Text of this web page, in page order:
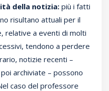
della notizia: più i fatti
risultano attuali per il
relative a eventi di molti
tendono a perdere
notizie recenti –
archiviate – possono
caso del professore